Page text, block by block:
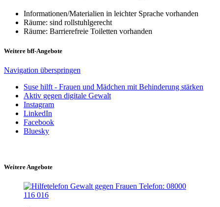
Informationen/Materialien in leichter Sprache vorhanden
Räume: sind rollstuhlgerecht
Räume: Barrierefreie Toiletten vorhanden
Weitere bff-Angebote
Navigation überspringen
Suse hilft - Frauen und Mädchen mit Behinderung stärken
Aktiv gegen digitale Gewalt
Instagram
LinkedIn
Facebook
Bluesky
Weitere Angebote